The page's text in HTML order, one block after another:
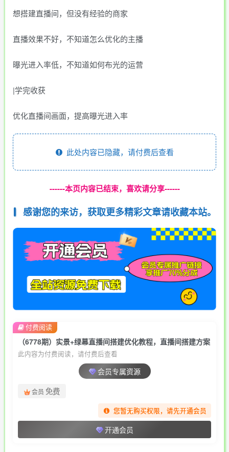
想搭建直播间，但没有经验的商家
直播效果不好，不知道怎么优化的主播
曝光进入率低，不知道如何布光的运营
|学完收获
优化直播间画面，提高曝光进入率
此处内容已隐藏，请付费后查看
------本页内容已结束，喜欢请分享------
感谢您的来访，获取更多精彩文章请收藏本站。
（6778期）实景+绿幕直播间搭建优化教程，直播间搭建方案
此内容为付费阅读，请付费后查看
会员专属资源
会员 免费
您暂无购买权限，请先开通会员
开通会员
付费阅读